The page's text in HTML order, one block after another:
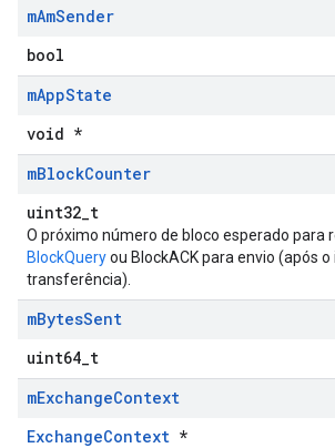
mAmSender
bool
mAppState
void *
mBlockCounter
uint32_t
O próximo número de bloco esperado para
BlockQueryou BlockACK para envio (após
transferência).
mBytesSent
uint64_t
mExchangeContext
ExchangeContext *